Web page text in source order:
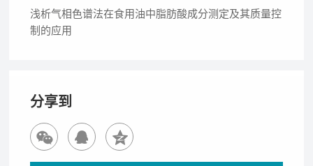
浅析气相色谱法在食用油中脂肪酸成分测定及其质量控
制的应用
分享到